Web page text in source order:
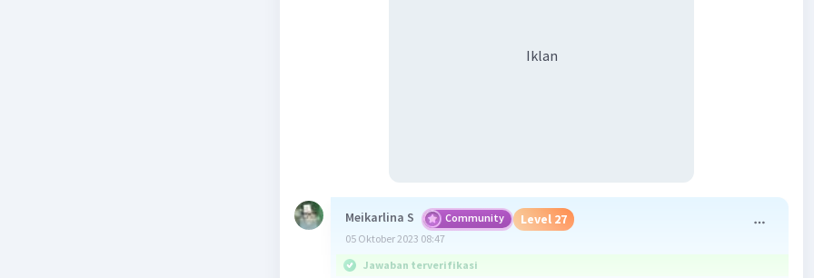
Iklan
Meikarlina S Community Level 27
05 Oktober 2023 08:47
Jawaban terverifikasi